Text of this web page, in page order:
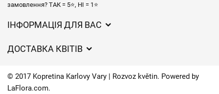
замовлення? ТАК = 5⭐, НІ = 1⭐
ІНФОРМАЦІЯ ДЛЯ ВАС
Захист персональних даних
Час доставки квітів – огляд можливостей
ДОСТАВКА КВІТІВ
Куди ми доставляємо квіти
© 2017 Kopretina Karlovy Vary | Rozvoz květin. Powered by
LaFlora.com.